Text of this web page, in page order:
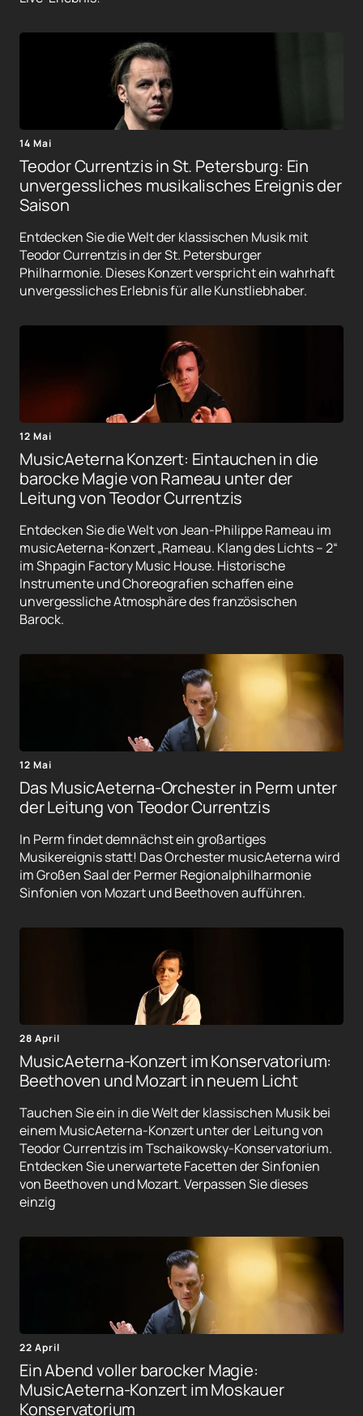
14 Mai
Teodor Currentzis in St. Petersburg: Ein
unvergessliches musikalisches Ereignis der
Saison
Entdecken Sie die Welt der klassischen Musik mit
Teodor Currentzis in der St. Petersburger
Philharmonie. Dieses Konzert verspricht ein wahrhaft
unvergessliches Erlebnis für alle Kunstliebhaber.
12 Mai
MusicAeterna Konzert: Eintauchen in die
barocke Magie von Rameau unter der
Leitung von Teodor Currentzis
Entdecken Sie die Welt von Jean-Philippe Rameau im
musicAeterna-Konzert „Rameau. Klang des Lichts – 2“
im Shpagin Factory Music House. Historische
Instrumente und Choreografien schaffen eine
unvergessliche Atmosphäre des französischen
Barock.
12 Mai
Das MusicAeterna-Orchester in Perm unter
der Leitung von Teodor Currentzis
In Perm findet demnächst ein großartiges
Musikereignis statt! Das Orchester musicAeterna wird
im Großen Saal der Permer Regionalphilharmonie
Sinfonien von Mozart und Beethoven aufführen.
28 April
MusicAeterna-Konzert im Konservatorium:
Beethoven und Mozart in neuem Licht
Tauchen Sie ein in die Welt der klassischen Musik bei
einem MusicAeterna-Konzert unter der Leitung von
Teodor Currentzis im Tschaikowsky-Konservatorium.
Entdecken Sie unerwartete Facetten der Sinfonien
von Beethoven und Mozart. Verpassen Sie dieses
einzig
22 April
Ein Abend voller barocker Magie:
MusicAeterna-Konzert im Moskauer
Konservatorium